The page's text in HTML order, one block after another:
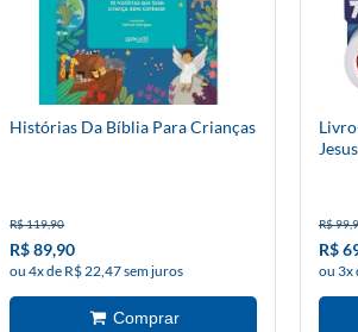
Histórias Da Bíblia Para Crianças
R$ 119,90
R$ 89,90
ou 4x de R$ 22,47 sem juros
Jesus
R$
R$
ou 3x